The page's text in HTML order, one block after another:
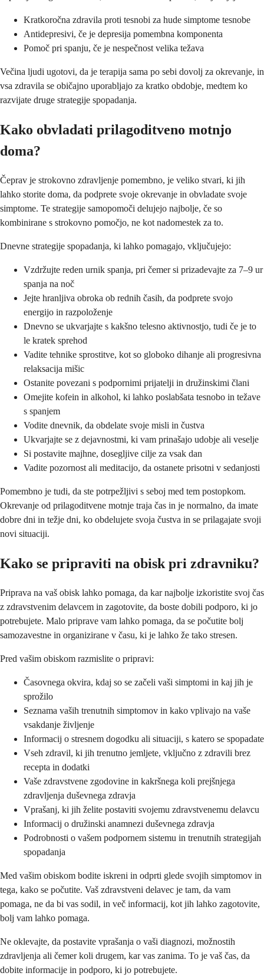
Kratkoročna zdravila proti tesnobi za hude simptome tesnobe
Antidepresivi, če je depresija pomembna komponenta
Pomoč pri spanju, če je nespečnost velika težava
Večina ljudi ugotovi, da je terapija sama po sebi dovolj za okrevanje, in
vsa zdravila se običajno uporabljajo za kratko obdobje, medtem ko
razvijate druge strategije spopadanja.
Kako obvladati prilagoditveno motnjo
doma?
Čeprav je strokovno zdravljenje pomembno, je veliko stvari, ki jih
lahko storite doma, da podprete svoje okrevanje in obvladate svoje
simptome. Te strategije samopomoči delujejo najbolje, če so
kombinirane s strokovno pomočjo, ne kot nadomestek za to.
Dnevne strategije spopadanja, ki lahko pomagajo, vključujejo:
Vzdržujte reden urnik spanja, pri čemer si prizadevajte za 7–9 ur
spanja na noč
Jejte hranljiva obroka ob rednih časih, da podprete svojo
energijo in razpoloženje
Dnevno se ukvarjajte s kakšno telesno aktivnostjo, tudi če je to
le kratek sprehod
Vadite tehnike sprostitve, kot so globoko dihanje ali progresivna
relaksacija mišic
Ostanite povezani s podpornimi prijatelji in družinskimi člani
Omejite kofein in alkohol, ki lahko poslabšata tesnobo in težave
s spanjem
Vodite dnevnik, da obdelate svoje misli in čustva
Ukvarjajte se z dejavnostmi, ki vam prinašajo udobje ali veselje
Si postavite majhne, dosegljive cilje za vsak dan
Vadite pozornost ali meditacijo, da ostanete prisotni v sedanjosti
Pomembno je tudi, da ste potrpežljivi s seboj med tem postopkom.
Okrevanje od prilagoditvene motnje traja čas in je normalno, da imate
dobre dni in težje dni, ko obdelujete svoja čustva in se prilagajate svoji
novi situaciji.
Kako se pripraviti na obisk pri zdravniku?
Priprava na vaš obisk lahko pomaga, da kar najbolje izkoristite svoj čas
z zdravstvenim delavcem in zagotovite, da boste dobili podporo, ki jo
potrebujete. Malo priprave vam lahko pomaga, da se počutite bolj
samozavestne in organizirane v času, ki je lahko že tako stresen.
Pred vašim obiskom razmislite o pripravi:
Časovnega okvira, kdaj so se začeli vaši simptomi in kaj jih je
sprožilo
Seznama vaših trenutnih simptomov in kako vplivajo na vaše
vsakdanje življenje
Informacij o stresnem dogodku ali situaciji, s katero se spopadate
Vseh zdravil, ki jih trenutno jemljete, vključno z zdravili brez
recepta in dodatki
Vaše zdravstvene zgodovine in kakršnega koli prejšnjega
zdravljenja duševnega zdravja
Vprašanj, ki jih želite postaviti svojemu zdravstvenemu delavcu
Informacij o družinski anamnezi duševnega zdravja
Podrobnosti o vašem podpornem sistemu in trenutnih strategijah
spopadanja
Med vašim obiskom bodite iskreni in odprti glede svojih simptomov in
tega, kako se počutite. Vaš zdravstveni delavec je tam, da vam
pomaga, ne da bi vas sodil, in več informacij, kot jih lahko zagotovite,
bolj vam lahko pomaga.
Ne oklevajte, da postavite vprašanja o vaši diagnozi, možnostih
zdravljenja ali čemer koli drugem, kar vas zanima. To je vaš čas, da
dobite informacije in podporo, ki jo potrebujete.